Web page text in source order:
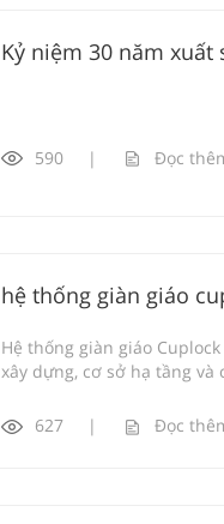
Kỷ niệm 30 năm xuất
590 | Đọc
hệ thống giàn giáo
Hệ thống giàn giáo
xây dựng, cơ sở hạ tầng
627 | Đọc